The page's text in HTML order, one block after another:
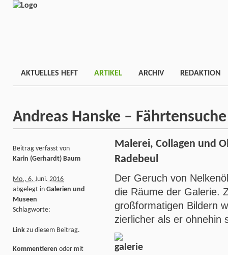
AKTUELLES HEFT ARTIKEL ARCHIV REDAKTION
Andreas Hanske – Fährtensuche
Malerei, Collagen und
Radebeul
Der Geruch von
die Räume der Galerie.
großformatigen Bildern
zierlicher als er ohnehin
Beitrag verfasst von
Karin (Gerhardt) Baum
Mo., 6. Juni. 2016
abgelegt in Galerien und
Museen
Schlagworte:
Link zu diesem Beitrag.
Kommentieren oder mit